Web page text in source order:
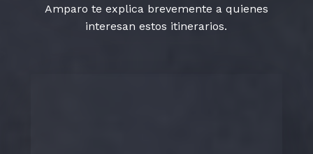
Amparo te explica brevemente a quienes
interesan estos itinerarios.